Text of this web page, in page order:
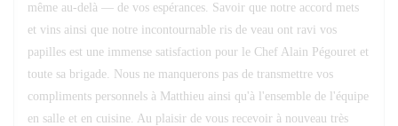
même au-delà — de vos espérances. Savoir que notre accord mets
et vins ainsi que notre incontournable ris de veau ont ravi vos
papilles est une immense satisfaction pour le Chef Alain Pégouret et
toute sa brigade. Nous ne manquerons pas de transmettre vos
compliments personnels à Matthieu ainsi qu'à l'ensemble de l'équipe
en salle et en cuisine. Au plaisir de vous recevoir à nouveau très